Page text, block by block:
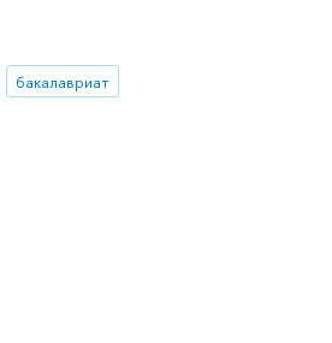
бакалавриат